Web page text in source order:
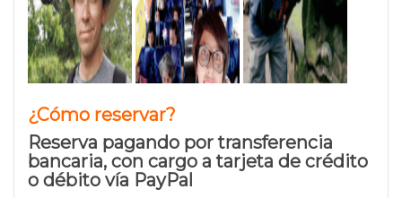
¿Cómo reservar?
Reserva pagando por transferencia
bancaria, con cargo a tarjeta de crédito
o débito vía PayPal